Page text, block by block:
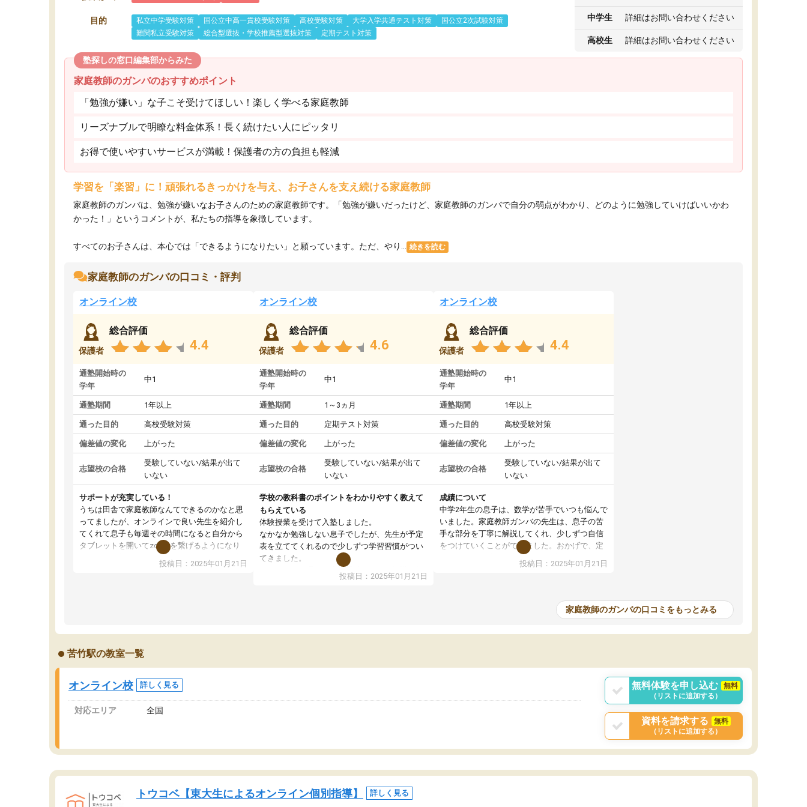
目的 私立中学受験対策 国公立中高一貫校受験対策 高校受験対策 大学入学共通テスト対策
国公立2次試験対策
難関私立受験対策
総合型選抜・学校推薦型選抜対策 定期テスト対策
中学生 詳細はお問い合わせください
高校生 詳細はお問い合わせください
塾探しの窓口編集部からみた
家庭教師のガンバのおすすめポイント
「勉強が嫌い」な子こそ受けてほしい！楽しく学べる家庭教師
リーズナブルで明瞭な料金体系！長く続けたい人にピッタリ
お得で使いやすいサービスが満載！保護者の方の負担も軽減
学習を「楽習」に！頑張れるきっかけを与え、お子さんを支え続ける家庭教師
家庭教師のガンバは、勉強が嫌いなお子さんのための家庭教師です。「勉強が嫌いだったけど、家庭教師のガンバで自分の弱点がわかり、どのように勉強していけばいいかわ
かった！」というコメントが、私たちの指導を象徴しています。
すべてのお子さんは、本心では「できるようになりたい」と願っています。ただ、やり... 続きを読む
家庭教師のガンバの口コミ・評判
オンライン校
保護者
総合評価
4.4
通塾開始時の
学年
中1
通塾期間 1年以上
通った目的 高校受験対策
偏差値の変化 上がった
志望校の合格
受験していない/結果が出て
いない
サポートが充実している！
うちは田舎で家庭教師なんてできるのかなと思
ってましたが、オンラインで良い先生を紹介し
てくれて息子も毎週その時間になると自分から
タブレットを開いてzoomを繋げるようになり
ました！5科目なんでもOKなのもとても気に入
投稿日：2025年01月21日
オンライン校
保護者
総合評価
4.6
通塾開始時の
学年
中1
通塾期間 1～3ヵ月
通った目的 定期テスト対策
偏差値の変化 上がった
志望校の合格
受験していない/結果が出て
いない
学校の教科書のポイントをわかりやすく教えて
もらえている
体験授業を受けて入塾しました。
なかなか勉強しない息子でしたが、先生が予定
表を立ててくれるので少しずつ学習習慣がつい
てきました。
オンラインで週に一度の受講ですが、指導が無
い日も予定表に基づいて勉強したり、LINEでわ
投稿日：2025年01月21日
オンライン校
保護者
総合評価
4.4
通塾開始時の
学年
中1
通塾期間 1年以上
通った目的 高校受験対策
偏差値の変化 上がった
志望校の合格
受験していない/結果が出て
いない
成績について
中学2年生の息子は、数学が苦手でいつも悩んで
いました。家庭教師ガンバの先生は、息子の苦
手な部分を丁寧に解説してくれ、少しずつ自信
をつけていくことができました。おかげで、定
期テストの成績が10点以上アップし、本人もと
投稿日：2025年01月21日
家庭教師のガンバの口コミをもっとみる
苦竹駅の教室一覧
オンライン校 詳しく見る
対応エリア 全国
無料体験を申し込む
無料
（リストに追加する）
資料を請求する
無料
（リストに追加する）
トウコベ【東大生によるオンライン個別指導】 詳しく見る